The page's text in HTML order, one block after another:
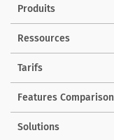
Produits
Ressources
Tarifs
Features Comparison
Solutions